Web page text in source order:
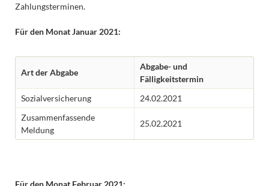
Zahlungsterminen.
Für den Monat Januar 2021:
Art der Abgabe
Abgabe- und
Fälligkeitstermin
Sozialversicherung
24.02.2021
Zusammenfassende
Meldung
25.02.2021